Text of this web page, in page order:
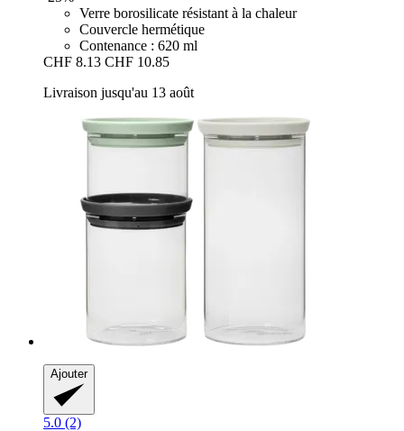
Verre borosilicate résistant à la chaleur
Couvercle hermétique
Contenance : 620 ml
CHF 8.13 CHF 10.85
Livraison jusqu'au 13 août
Ajouter
5.0 (2)